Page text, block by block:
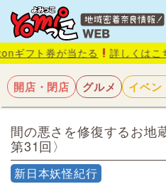
当たる 詳しくはこちら
開店・閉店 グルメ イベン
間の悪さを修復するお地
第31回〉
新日本妖怪紀行